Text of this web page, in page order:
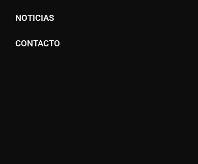
NOTICIAS
CONTACTO